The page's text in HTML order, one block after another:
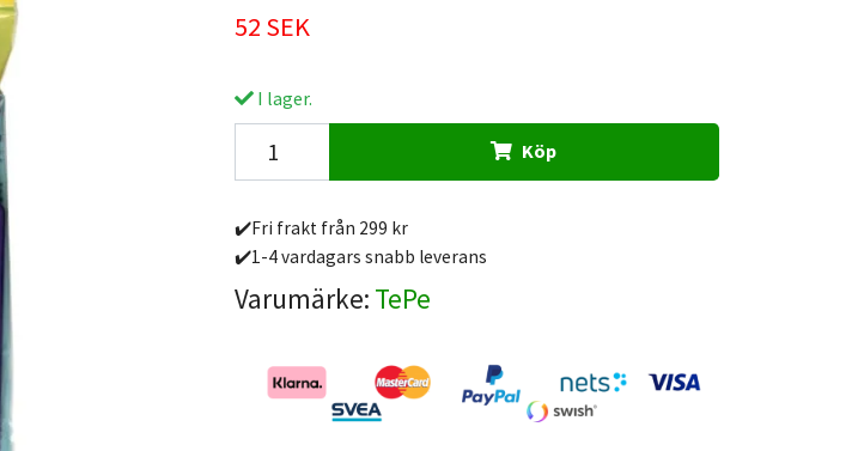
52 SEK
I lager.
Köp
✔️Fri frakt från 299 kr
✔️1-4 vardagars snabb leverans
Varumärke: TePe